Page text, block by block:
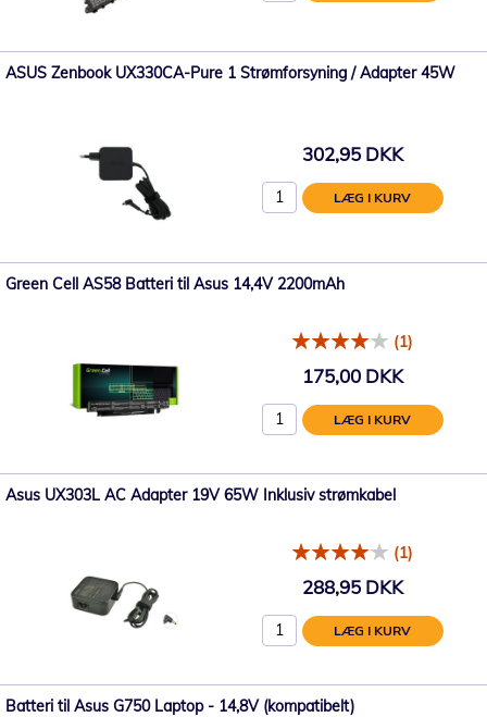
ASUS Zenbook UX330CA-Pure 1 Strømforsyning / Adapter 45W
302,95 DKK
LÆG I KURV
Green Cell AS58 Batteri til Asus 14,4V 2200mAh
(1)
175,00 DKK
LÆG I KURV
Asus UX303L AC Adapter 19V 65W Inklusiv strømkabel
(1)
288,95 DKK
LÆG I KURV
Batteri til Asus G750 Laptop - 14,8V (kompatibelt)